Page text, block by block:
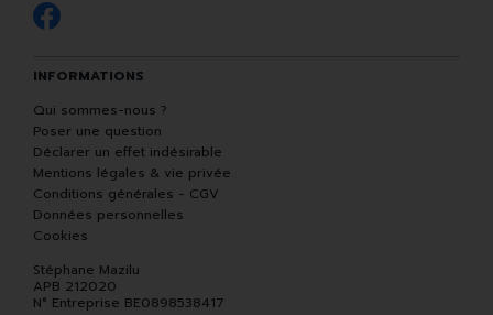
INFORMATIONS
Qui sommes-nous ?
Poser une question
Déclarer un effet indésirable
Mentions légales & vie privée
Conditions générales - CGV
Données personnelles
Cookies
Stéphane Mazilu
APB 212020
N° Entreprise BE0898538417